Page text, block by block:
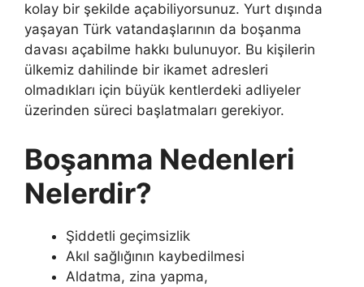
kolay bir şekilde açabiliyorsunuz. Yurt dışında
yaşayan Türk vatandaşlarının da boşanma
davası açabilme hakkı bulunuyor. Bu kişilerin
ülkemiz dahilinde bir ikamet adresleri
olmadıkları için büyük kentlerdeki adliyeler
üzerinden süreci başlatmaları gerekiyor.
Boşanma Nedenleri
Nelerdir?
Şiddetli geçimsizlik
Akıl sağlığının kaybedilmesi
Aldatma, zina yapma,